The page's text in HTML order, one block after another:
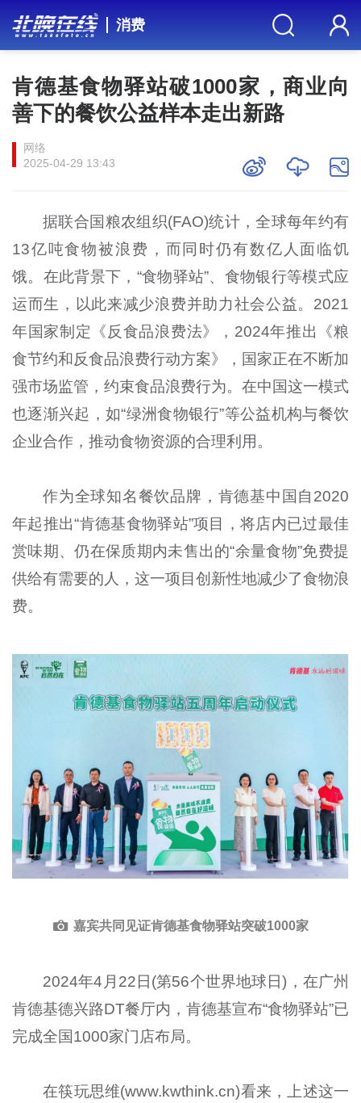
消费
肯德基食物驿站破1000家，商业向
善下的餐饮公益样本走出新路
网络
2025-04-29 13:43
据联合国粮农组织(FAO)统计，全球每年约有
13亿吨食物被浪费，而同时仍有数亿人面临饥
饿。在此背景下，“食物驿站”、食物银行等模式应
运而生，以此来减少浪费并助力社会公益。2021
年国家制定《反食品浪费法》，2024年推出《粮
食节约和反食品浪费行动方案》，国家正在不断加
强市场监管，约束食品浪费行为。在中国这一模式
也逐渐兴起，如“绿洲食物银行”等公益机构与餐饮
企业合作，推动食物资源的合理利用。
作为全球知名餐饮品牌，肯德基中国自2020
年起推出“肯德基食物驿站”项目，将店内已过最佳
赏味期、仍在保质期内未售出的“余量食物”免费提
供给有需要的人，这一项目创新性地减少了食物浪
费。
嘉宾共同见证肯德基食物驿站突破1000家
2024年4月22日(第56个世界地球日)，在广州
肯德基德兴路DT餐厅内，肯德基宣布“食物驿站”已
完成全国1000家门店布局。
在筷玩思维(www.kwthink.cn)看来，上述这一